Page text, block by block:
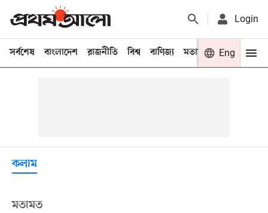
Login
সর্বশেষ বাংলাদেশ রাজনীতি বিশ্ব বাণিজ্য মতামত খেলা
Eng
কলাম
মতামত